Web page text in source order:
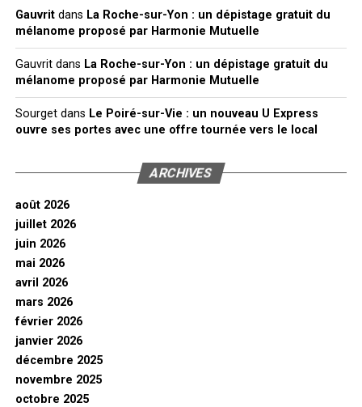
Gauvritdans La Roche-sur-Yon : un dépistage gratuit du
mélanome proposé par Harmonie Mutuelle
Gauvritdans La Roche-sur-Yon : un dépistage gratuit du
mélanome proposé par Harmonie Mutuelle
Sourgetdans Le Poiré-sur-Vie : un nouveau U Express
ouvre ses portes avec une offre tournée vers le local
ARCHIVES
août 2026
juillet 2026
juin 2026
mai 2026
avril 2026
mars 2026
février 2026
janvier 2026
décembre 2025
novembre 2025
octobre 2025